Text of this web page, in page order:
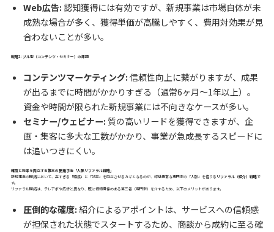
Web広告: 認知獲得には有効ですが、新規事業は市場自体が未
成熟な場合が多く、獲得単価が高騰しやすく、費用対効果が見
合わないことが多い。
戦略2: プル型（コンテンツ・セミナー）の課題
コンテンツマーケティング: 信頼性向上に繋がりますが、成果
が出るまでに時間がかかりすぎる（通常6ヶ月〜1年以上）。
資金や時間が限られた新規事業には不向きなケースが多い。
セミナー/ウェビナー: 質の高いリードを獲得できますが、企
画・集客に多大な工数がかかり、事業が急成長するスピードに
は追いつきにくい。
確度と効率を両立する第三の開拓手法「人脈リファラル戦略」
新規事業の開拓において、高すぎる「確度」と「効率」を両立させるカギとなるのが、経験豊富な専門家の「人脈」を借りる リファラル（紹介）戦略で
す。
リファラル開拓は、テレアポや広告と異なり、既に信頼関係のある第三者（専門家）を介するため、以下のメリットがあります。
圧倒的な確度: 紹介によるアポイントは、サービスへの信頼感
が担保された状態でスタートするため、商談から成約に至る確